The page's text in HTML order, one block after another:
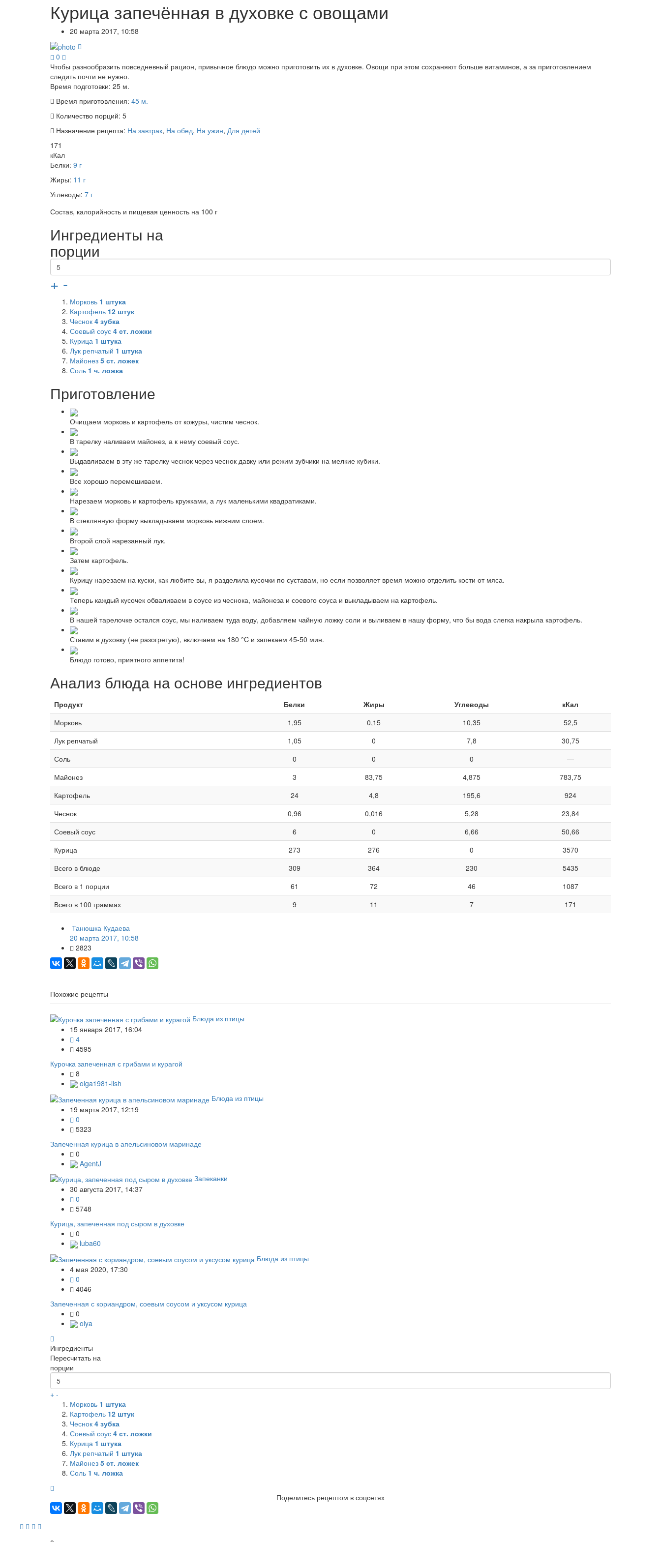
Курица запечённая в духовке с овощами
20 марта 2017, 10:58
0
Чтобы разнообразить повседневный рацион, привычное блюдо можно приготовить их в духовке. Овощи при этом сохраняют больше витаминов, а за приготовлением
следить почти не нужно.
Время подготовки: 25 м.
Время приготовления: 45 м.
Количество порций: 5
Назначение рецепта: На завтрак, На обед, На ужин, Для детей
171
кКал
Белки: 9 г
Жиры: 11 г
Углеводы: 7 г
Состав, калорийность и пищевая ценность на 100 г
Ингредиенты на
порции
+ -
Морковь 1 штука
Картофель 12 штук
Чеснок 4 зубка
Соевый соус 4 ст. ложки
Курица 1 штука
Лук репчатый 1 штука
Майонез 5 ст. ложек
Соль 1 ч. ложка
Приготовление
Очищаем морковь и картофель от кожуры, чистим чеснок.
В тарелку наливаем майонез, а к нему соевый соус.
Выдавливаем в эту же тарелку чеснок через чеснок давку или режим зубчики на мелкие кубики.
Все хорошо перемешиваем.
Нарезаем морковь и картофель кружками, а лук маленькими квадратиками.
В стеклянную форму выкладываем морковь нижним слоем.
Второй слой нарезанный лук.
Затем картофель.
Курицу нарезаем на куски, как любите вы, я разделила кусочки по суставам, но если позволяет время можно отделить кости от мяса.
Теперь каждый кусочек обваливаем в соусе из чеснока, майонеза и соевого соуса и выкладываем на картофель.
В нашей тарелочке остался соус, мы наливаем туда воду, добавляем чайную ложку соли и выливаем в нашу форму, что бы вода слегка накрыла картофель.
Ставим в духовку (не разогретую), включаем на 180 °C и запекаем 45-50 мин.
Блюдо готово, приятного аппетита!
Анализ блюда на основе ингредиентов
Продукт Белки Жиры Углеводы
кКал
Морковь
1,95 0,15 10,35
52,5
Лук репчатый
1,05 0 7,8
30,75
Соль
0 0 0
—
Майонез
3 83,75 4,875
783,75
Картофель
24 4,8 195,6
924
Чеснок
0,96 0,016 5,28
23,84
Соевый соус
6 0 6,66
50,66
Курица
273 276 0
3570
Всего в блюде
309 364 230
5435
Всего в 1 порции
61 72 46
1087
Всего в 100 граммах
9 11 7 171
Танюшка Кудаева
20 марта 2017, 10:58
2823
Похожие рецепты
Блюда из птицы
15 января 2017, 16:04
4
4595
Курочка запеченная с грибами и курагой
8
olga1981-lish
Блюда из птицы
19 марта 2017, 12:19
0
5323
Запеченная курица в апельсиновом маринаде
0
AgentJ
Запеканки
30 августа 2017, 14:37
0
5748
Курица, запеченная под сыром в духовке
0
luba60
Блюда из птицы
4 мая 2020, 17:30
0
4046
Запеченная с кориандром, соевым соусом и уксусом курица
0
olya
Ингредиенты
Пересчитать на
порции
+ -
Морковь 1 штука
Картофель 12 штук
Чеснок 4 зубка
Соевый соус 4 ст. ложки
Курица 1 штука
Лук репчатый 1 штука
Майонез 5 ст. ложек
Соль 1 ч. ложка
Поделитесь рецептом в соцсетях